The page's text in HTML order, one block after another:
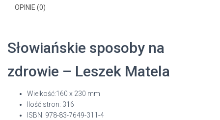
OPINIE (0)
Słowiańskie sposoby na
zdrowie – Leszek Matela
Wielkość:160 x 230 mm
Ilość stron: 316
ISBN: 978-83-7649-311-4